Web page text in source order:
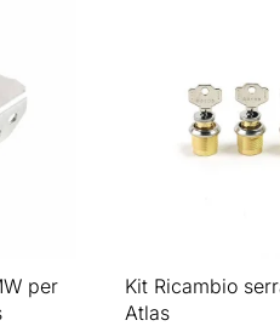
per
Kit Ricambio
Atlas